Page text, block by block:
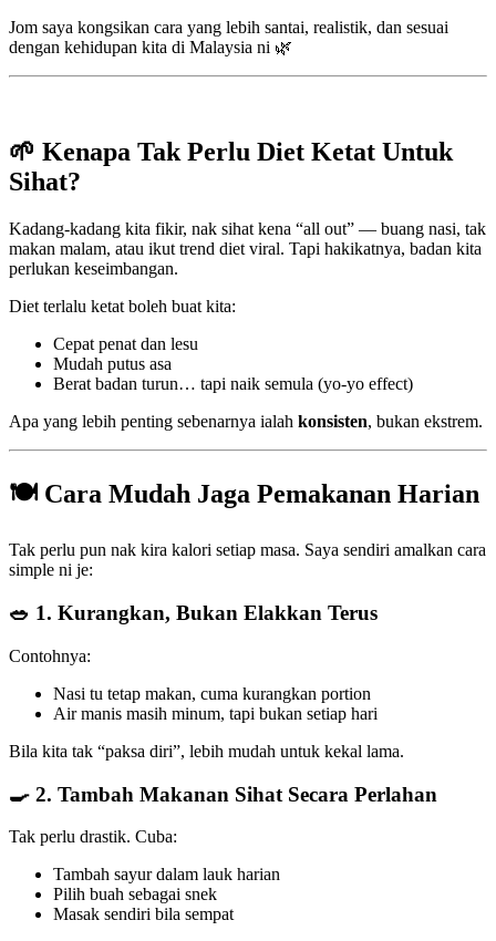
Jom saya kongsikan cara yang lebih santai, realistik, dan sesuai
dengan kehidupan kita di Malaysia ni 🌿
🌱 Kenapa Tak Perlu Diet Ketat Untuk
Sihat?
Kadang-kadang kita fikir, nak sihat kena “all out” — buang nasi, tak
makan malam, atau ikut trend diet viral. Tapi hakikatnya, badan kita
perlukan keseimbangan.
Diet terlalu ketat boleh buat kita:
Cepat penat dan lesu
Mudah putus asa
Berat badan turun… tapi naik semula (yo-yo effect)
Apa yang lebih penting sebenarnya ialah konsisten, bukan ekstrem.
🍽️ Cara Mudah Jaga Pemakanan Harian
Tak perlu pun nak kira kalori setiap masa. Saya sendiri amalkan cara
simple ni je:
🥗 1. Kurangkan, Bukan Elakkan Terus
Contohnya:
Nasi tu tetap makan, cuma kurangkan portion
Air manis masih minum, tapi bukan setiap hari
Bila kita tak “paksa diri”, lebih mudah untuk kekal lama.
🍳 2. Tambah Makanan Sihat Secara Perlahan
Tak perlu drastik. Cuba:
Tambah sayur dalam lauk harian
Pilih buah sebagai snek
Masak sendiri bila sempat